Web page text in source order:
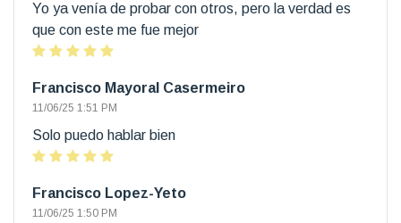
Yo ya venía de probar con otros, pero la verdad es
que con este me fue mejor
Francisco Mayoral Casermeiro
11/06/25 1:51 PM
Solo puedo hablar bien
Francisco Lopez-Yeto
11/06/25 1:50 PM